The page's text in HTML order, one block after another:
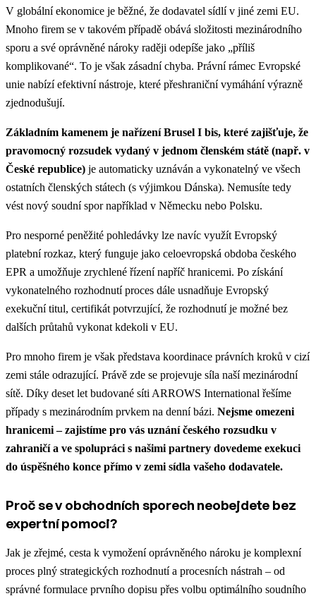
V globální ekonomice je běžné, že dodavatel sídlí v jiné zemi EU.
Mnoho firem se v takovém případě obává složitosti mezinárodního
sporu a své oprávněné nároky raději odepíše jako „příliš
komplikované“. To je však zásadní chyba. Právní rámec Evropské
unie nabízí efektivní nástroje, které přeshraniční vymáhání výrazně
zjednodušují.
Základním kamenem je nařízení Brusel I bis, které zajišťuje, že
pravomocný rozsudek vydaný v jednom členském státě (např. v
České republice) je automaticky uznáván a vykonatelný ve všech
ostatních členských státech (s výjimkou Dánska). Nemusíte tedy
vést nový soudní spor například v Německu nebo Polsku.
Pro nesporné peněžité pohledávky lze navíc využít Evropský
platební rozkaz, který funguje jako celoevropská obdoba českého
EPR a umožňuje zrychlené řízení napříč hranicemi. Po získání
vykonatelného rozhodnutí proces dále usnadňuje Evropský
exekuční titul, certifikát potvrzující, že rozhodnutí je možné bez
dalších průtahů vykonat kdekoli v EU.
Pro mnoho firem je však představa koordinace právních kroků v cizí
zemi stále odrazující. Právě zde se projevuje síla naší mezinárodní
sítě. Díky deset let budované síti ARROWS International řešíme
případy s mezinárodním prvkem na denní bázi. Nejsme omezeni
hranicemi – zajistíme pro vás uznání českého rozsudku v
zahraničí a ve spolupráci s našimi partnery dovedeme exekuci
do úspěšného konce přímo v zemi sídla vašeho dodavatele.
Proč se v obchodních sporech neobejdete bez
expertní pomoci?
Jak je zřejmé, cesta k vymožení oprávněného nároku je komplexní
proces plný strategických rozhodnutí a procesních nástrah – od
správné formulace prvního dopisu přes volbu optimálního soudního